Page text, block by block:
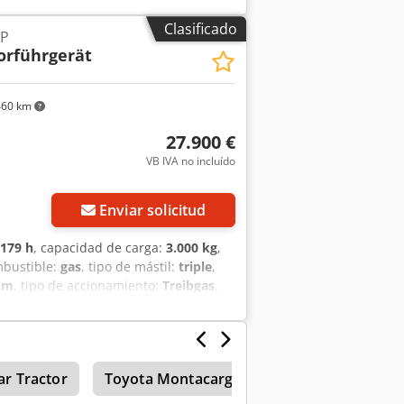
tipo: Superelástico Neumáticos
similar a las normas StVZO,
Clasificado
km
27.900 €
VB IVA no incluído
Enviar solicitud
179 h, capacidad de carga: 3.000 kg,
gas, tipo de mástil: triple,
, tipo de accionamiento: Treibgas,
- 4999 kg Tipo de mástil: Triplex
Neumáticos delanteros, estado: 80-
estado: 80-100 % Alarma de marcha
amarilla, parabrisas y parte
Tractor Toyota Montacargas